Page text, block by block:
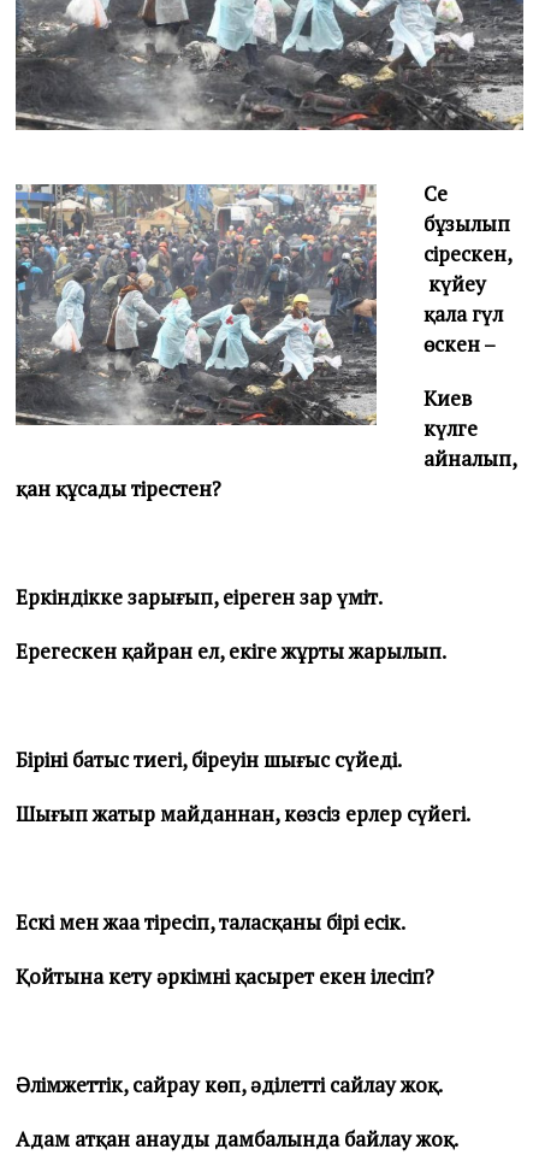
4
Сең
бұзылып
сірескен,
күйеу
қала гүл
өскен –
Киев
күлге
айналып,
қан құсады тірестен?
Еркіндікке зарығып, еңіреген зар үміт.
Ерегескен қайран ел, екіге жұрты жарылып.
Бірінің батыс тиегі, біреуін шығыс сүйеді.
Шығып жатыр майданнан, көзсіз ерлер сүйегі.
Ескі мен жаңа тіресіп, таласқаны бірі есік.
Қойтына кету әркімнің қасырет екен ілесіп?
Әлімжеттік, сайрау көп, әділетті сайлау жоқ.
Адам атқан анаудың дамбалында байлау жоқ.